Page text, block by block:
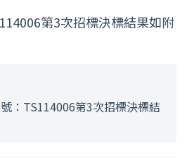
第3次招標決標結果如附
：TS114006第3次招標決標結